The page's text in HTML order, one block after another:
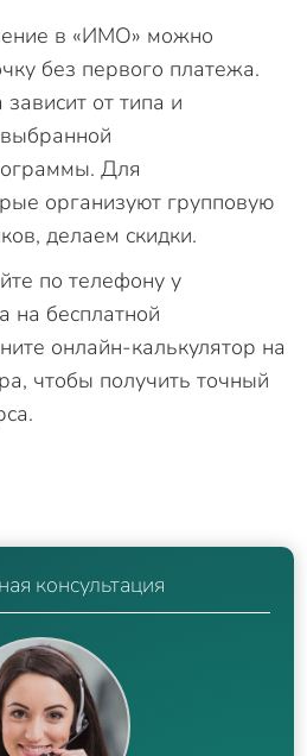
в «ИМО» можно
без первого платежа.
от типа и
Для
организуют групповую
делаем скидки.
по телефону у
на бесплатной
онлайн-калькулятор на
чтобы получить точный
консультация